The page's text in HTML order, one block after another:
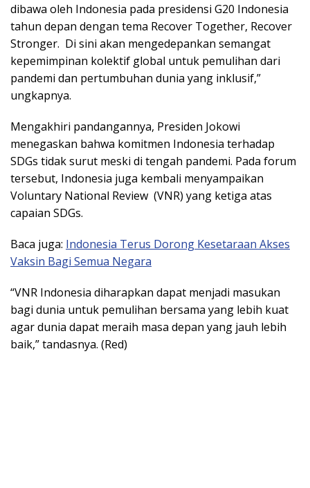
dibawa oleh Indonesia pada presidensi G20 Indonesia
tahun depan dengan tema Recover Together, Recover
Stronger. Di sini akan mengedepankan semangat
kepemimpinan kolektif global untuk pemulihan dari
pandemi dan pertumbuhan dunia yang inklusif,”
ungkapnya.
Mengakhiri pandangannya, Presiden Jokowi
menegaskan bahwa komitmen Indonesia terhadap
SDGs tidak surut meski di tengah pandemi. Pada forum
tersebut, Indonesia juga kembali menyampaikan
Voluntary National Review (VNR) yang ketiga atas
capaian SDGs.
Baca juga: Indonesia Terus Dorong Kesetaraan Akses
Vaksin Bagi Semua Negara
“VNR Indonesia diharapkan dapat menjadi masukan
bagi dunia untuk pemulihan bersama yang lebih kuat
agar dunia dapat meraih masa depan yang jauh lebih
baik,” tandasnya. (Red)